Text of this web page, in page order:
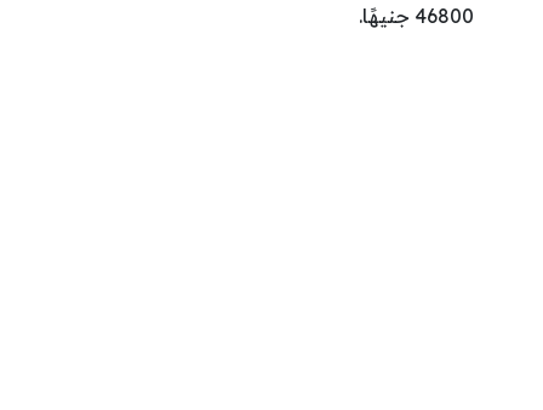
46800 جنيهًا.